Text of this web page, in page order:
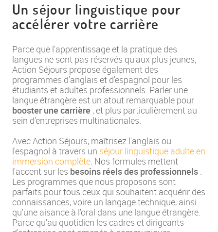
Un séjour linguistique pour
accélérer votre carrière
Parce que l'apprentissage et la pratique des
langues ne sont pas réservés qu'aux plus jeunes,
Action Séjours propose également des
programmes d'anglais et d'espagnol pour les
étudiants et adultes professionnels. Parler une
langue étrangère est un atout remarquable pour
booster une carrière , et plus particulièrement au
sein d'entreprises multinationales.
Avec Action Séjours, maîtrisez l'anglais ou
l'espagnol à travers un séjour linguistique adulte en
immersion complète. Nos formules mettent
l'accent sur les besoins réels des professionnels .
Les programmes que nous proposons sont
parfaits pour tous ceux qui souhaitent acquérir des
connaissances, voire un langage technique, ainsi
qu'une aisance à l'oral dans une langue étrangère.
Parce qu'au quotidien les cadres et dirigeants